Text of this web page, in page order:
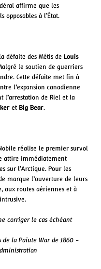
affirme que les
opposables à l’État.
défaite des Métis de Louis
le soutien de guerriers
Cette défaite met fin à
l’expansion canadienne
l’arrestation de Riel et la
et Big Bear.
réalise le premier survol
attire immédiatement
sur l’Arctique. Pour les
marque l’ouverture de leurs
aux routes aériennes et à
corriger le cas échéant
la Paiute War de 1860 –